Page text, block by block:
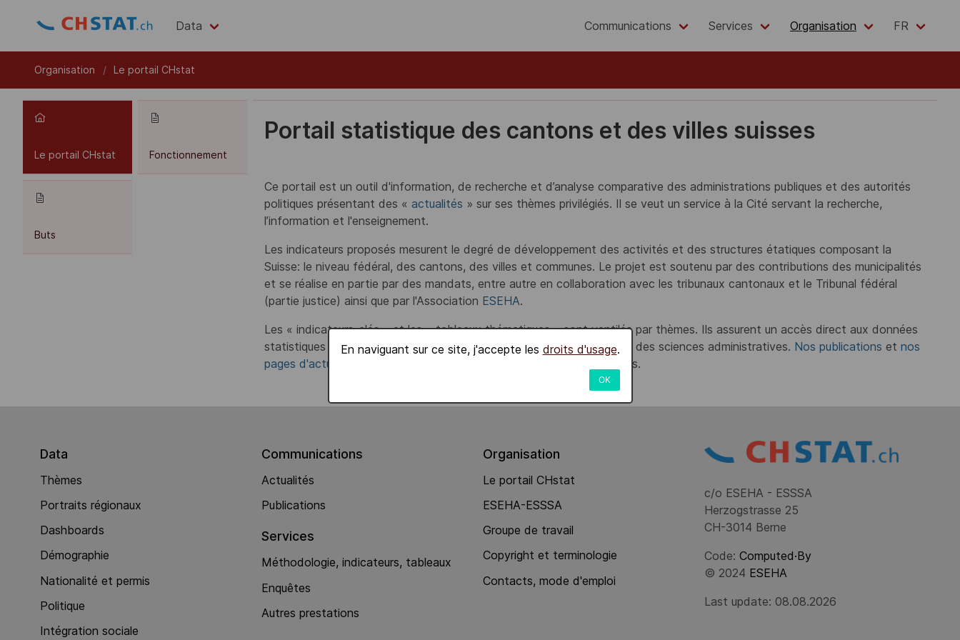
Data Communications Services Organisation FR
Organisation Le portail CHstat
Le portail CHstat Fonctionnement
Buts
Portail statistique des cantons et des villes suisses
Ce portail est un outil d'information, de recherche et d’analyse comparative des administrations publiques et des autorités
politiques présentant des « actualités » sur ses thèmes privilégiés. Il se veut un service à la Cité servant la recherche,
l’information et l'enseignement.
Les indicateurs proposés mesurent le degré de développement des activités et des structures étatiques composant la
Suisse: le niveau fédéral, des cantons, des villes et communes. Le projet est soutenu par des contributions des municipalités
et se réalise en partie par des mandats, entre autre en collaboration avec les tribunaux cantonaux et le Tribunal fédéral
(partie justice) ainsi que par l'Association ESEHA.
Les « indicateurs-clés » et les « tableaux thématiques » sont ventilés par thèmes. Ils assurent un accès direct aux données
statistiques les plus récentes et les plus significatives du point de vue des sciences administratives. Nos publications et nos
pages d'actualités
présentent les analyses et les dernières nouveautés.
En naviguant sur ce site, j'accepte les droits d'usage.
OK
Data
Thèmes
Portraits régionaux
Dashboards
Démographie
Nationalité et permis
Politique
Intégration sociale
Communications
Actualités
Publications
Services
Méthodologie, indicateurs, tableaux
Enquêtes
Autres prestations
Organisation
Le portail CHstat
ESEHA-ESSSA
Groupe de travail
Copyright et terminologie
Contacts, mode d'emploi
c/o ESEHA - ESSSA
Herzogstrasse 25
CH-3014 Berne
Code: Computed·By
© 2024 ESEHA
Last update: 08.08.2026